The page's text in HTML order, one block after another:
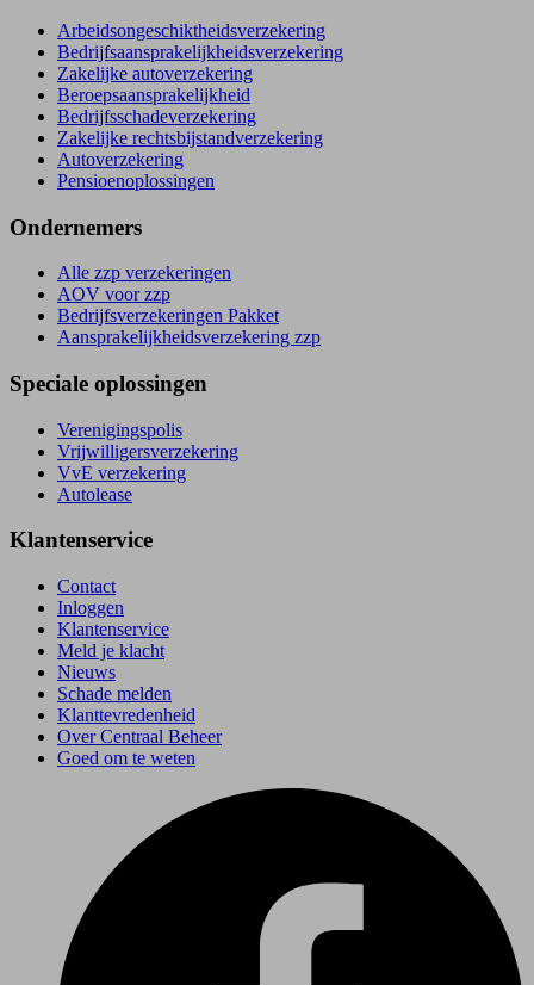
Arbeids­ongeschiktheids­verzekering
Bedrijfs­aansprakelijkheids­verzekering
Zakelijke autoverzekering
Beroeps­aansprakelijkheid
Bedrijfsschade­verzekering
Zakelijke rechtsbijstand­verzekering
Autoverzekering
Pensioenoplossingen
Ondernemers
Alle zzp verzekeringen
AOV voor zzp
Bedrijfs­verzekeringen Pakket
Aansprakelijkheids­verzekering zzp
Speciale oplossingen
Verenigingspolis
Vrijwilligersverzekering
VvE verzekering
Autolease
Klantenservice
Contact
Inloggen
Klantenservice
Meld je klacht
Nieuws
Schade melden
Klanttevredenheid
Over Centraal Beheer
Goed om te weten